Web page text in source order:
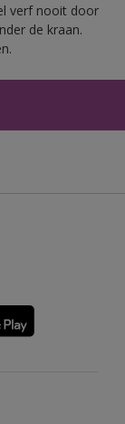
verf nooit door
de kraan.